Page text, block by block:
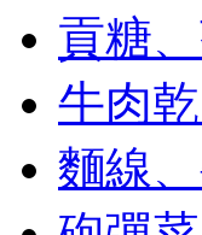
貢糖
牛肉
麵線